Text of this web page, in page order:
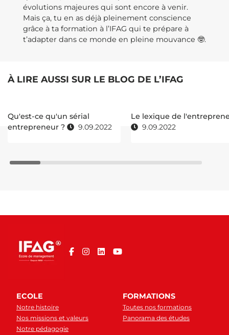
évolutions majeures qui sont encore à venir.
Mais ça, tu en as déjà pleinement conscience
grâce à ta formation à l’IFAG qui te prépare à
t’adapter dans ce monde en pleine mouvance 🤓.
À LIRE AUSSI SUR LE BLOG DE L’IFAG
Qu'est-ce qu'un sérial
entrepreneur ?
9.09.2022
Le lexique de
9.09.2022
ECOLE
Notre histoire
Nos missions et valeurs
Notre pédagogie
FORMATIONS
Toutes nos formations
Panorama des études